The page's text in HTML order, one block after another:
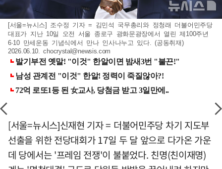
[서울=뉴시스] 조수정 기자 = 김민석 국무총리와 정청래 더불어민주당
대표가 지난 10일 오전 서울 종로구 광화문광장에서 열린 제100주년
6·10 만세운동 기념식에서 만나 인사나누고 있다. (공동취재)
2026.06.10.chocrystal@newsis.com
[서울=뉴시스]신재현 기자 = 더불어민주당 차기 지도부
선출을 위한 전당대회가 17일 두 달 앞으로 다가온 가운
데 당에서는 '프레임 전쟁'이 불붙었다. 친명(친이재명)